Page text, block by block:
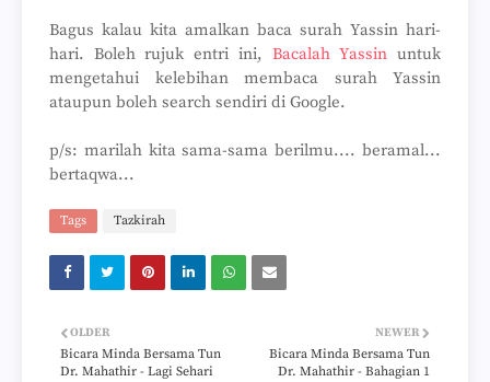
Bagus kalau kita amalkan baca surah Yassin hari-
hari. Boleh rujuk entri ini, Bacalah Yassin untuk
mengetahui kelebihan membaca surah Yassin
ataupun boleh search sendiri di Google.
p/s: marilah kita sama-sama berilmu.... beramal...
bertaqwa...
Tags Tazkirah
NEWER
Bicara Minda Bersama Tun
Dr. Mahathir - Bahagian 1
OLDER
Bicara Minda Bersama Tun
Dr. Mahathir - Lagi Sehari